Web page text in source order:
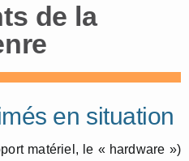
de la
en situation
matériel, le « hardware »)